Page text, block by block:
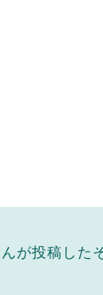
が投稿した